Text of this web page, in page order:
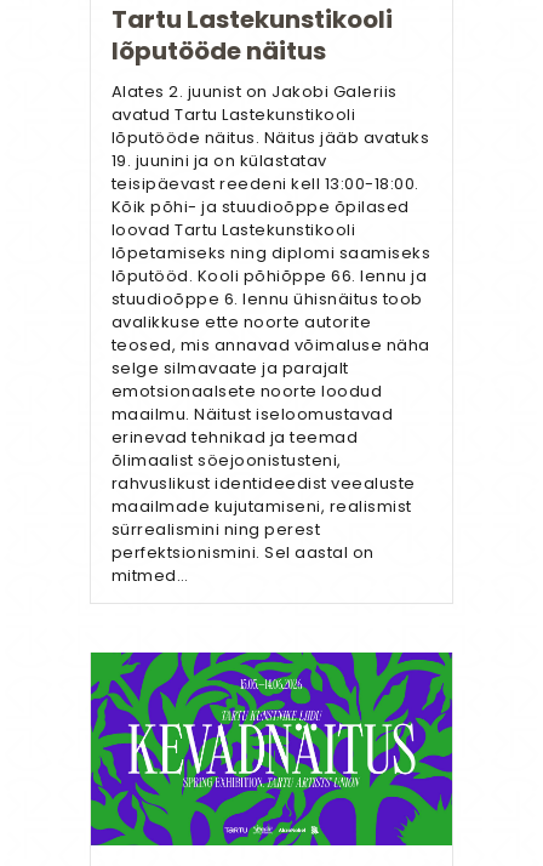
Tartu Lastekunstikooli
lõputööde näitus
Alates 2. juunist on Jakobi Galeriis
avatud Tartu Lastekunstikooli
lõputööde näitus. Näitus jääb avatuks
19. juunini ja on külastatav
teisipäevast reedeni kell 13:00-18:00.
Kõik põhi- ja stuudioõppe õpilased
loovad Tartu Lastekunstikooli
lõpetamiseks ning diplomi saamiseks
lõputööd. Kooli põhiõppe 66. lennu ja
stuudioõppe 6. lennu ühisnäitus toob
avalikkuse ette noorte autorite
teosed, mis annavad võimaluse näha
selge silmavaate ja parajalt
emotsionaalsete noorte loodud
maailmu. Näitust iseloomustavad
erinevad tehnikad ja teemad
õlimaalist söejoonistusteni,
rahvuslikust identideedist veealuste
maailmade kujutamiseni, realismist
sürrealismini ning perest
perfektsionismini. Sel aastal on
mitmed…